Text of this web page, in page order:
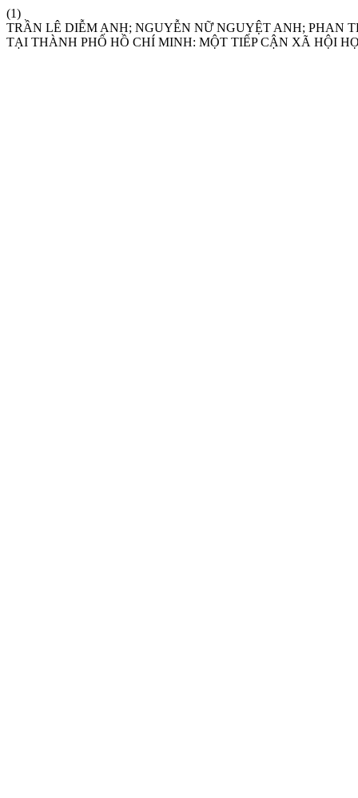
(1)
TRẦN LÊ DIỄM ANH; NGUYỄN NỮ NGUYỆT ANH; PHAN
TẠI THÀNH PHỐ HỒ CHÍ MINH: MỘT TIẾP CẬN XÃ HỘI